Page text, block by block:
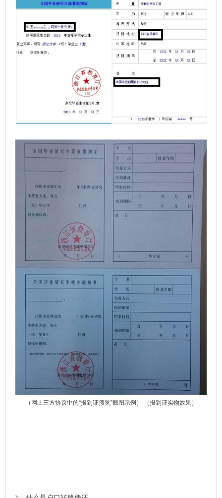
（网上三方协议中的“报到证预览”截图示例） （报到证实物效果）